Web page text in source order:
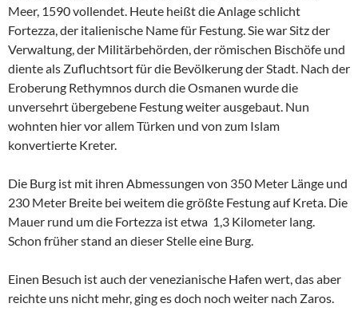
Meer, 1590 vollendet. Heute heißt die Anlage schlicht
Fortezza, der italienische Name für Festung. Sie war Sitz der
Verwaltung, der Militärbehörden, der römischen Bischöfe und
diente als Zufluchtsort für die Bevölkerung der Stadt. Nach der
Eroberung Rethymnos durch die Osmanen wurde die
unversehrt übergebene Festung weiter ausgebaut. Nun
wohnten hier vor allem Türken und von zum Islam
konvertierte Kreter.
Die Burg ist mit ihren Abmessungen von 350 Meter Länge und
230 Meter Breite bei weitem die größte Festung auf Kreta. Die
Mauer rund um die Fortezza ist etwa 1,3 Kilometer lang.
Schon früher stand an dieser Stelle eine Burg.
Einen Besuch ist auch der venezianische Hafen wert, das aber
reichte uns nicht mehr, ging es doch noch weiter nach Zaros.